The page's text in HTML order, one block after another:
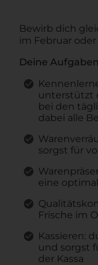
Bewirb dich
im Februar
Deine Aufgaben
unterstützt
bei den
dabei alle
sorgst für
eine
Frische im
Kassieren:
und sorgst
der Kassa